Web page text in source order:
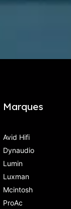
Marques
Avid Hifi
Dynaudio
Lumin
Luxman
Mcintosh
ProAc